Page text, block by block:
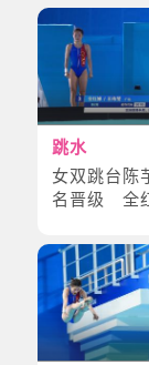
跳水
女双跳台陈
名晋级 全